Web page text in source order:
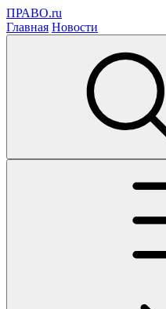
ПРАВО.ru
Главная Новости